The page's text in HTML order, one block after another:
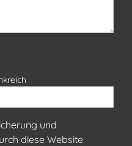
und
diese Website